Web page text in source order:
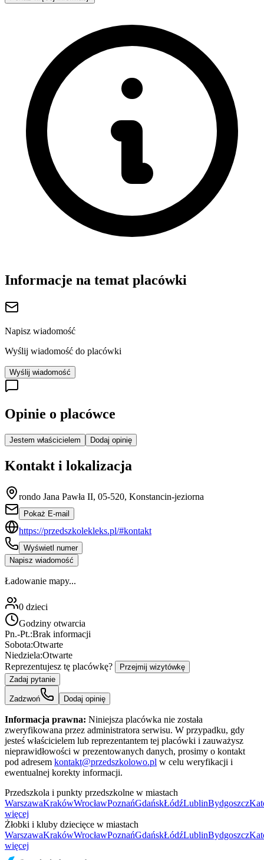
Informacje na temat placówki
Napisz wiadomość
Wyślij wiadomość do placówki
Wyślij wiadomość
Opinie o placówce
Jestem właścicielem Dodaj opinię
Kontakt i lokalizacja
rondo Jana Pawła II, 05-520, Konstancin-jeziorna
Pokaż E-mail
https://przedszkolekleks.pl/#kontakt
Wyświetl numer
Napisz wiadomość
Ładowanie mapy...
0 dzieci
Godziny otwarcia
Pn.-Pt.:Brak informacji
Sobota:Otwarte
Niedziela:Otwarte
Reprezentujesz tę placówkę?
Przejmij wizytówkę
Zadaj pytanie
Zadzwoń Dodaj opinię
Informacja prawna: Niniejsza placówka nie została
zweryfikowana przez administratora serwisu. W przypadku, gdy
jesteś właścicielem lub reprezentantem tej placówki i zauważysz
nieprawidłowości w prezentowanych danych, prosimy o kontakt
pod adresem kontakt@przedszkolowo.pl w celu weryfikacji i
ewentualnej korekty informacji.
Przedszkola i punkty przedszkolne w miastach
WarszawaKrakówWrocławPoznańGdańskŁódźLublinBydgoszcz
więcej
Żłobki i kluby dziecięce w miastach
WarszawaKrakówWrocławPoznańGdańskŁódźLublinBydgoszcz
więcej